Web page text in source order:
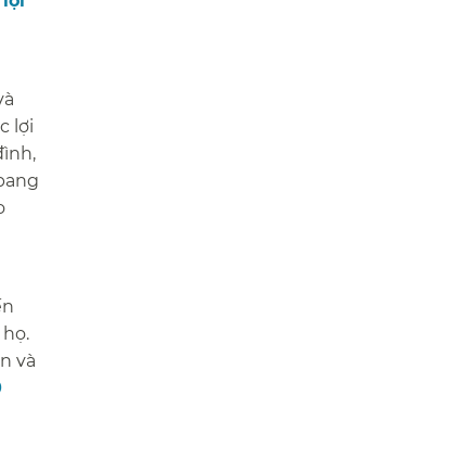
lợi
và